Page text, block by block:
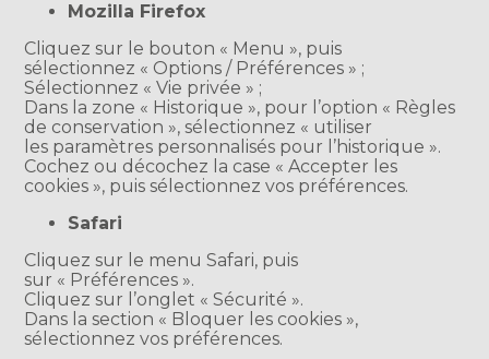
Mozilla Firefox
Cliquez sur le bouton « Menu », puis
sélectionnez « Options / Préférences » ;
Sélectionnez « Vie privée » ;
Dans la zone « Historique », pour l’option « Règles
de conservation », sélectionnez « utiliser
les paramètres personnalisés pour l’historique ».
Cochez ou décochez la case « Accepter les
cookies », puis sélectionnez vos préférences.
Safari
Cliquez sur le menu Safari, puis
sur « Préférences ».
Cliquez sur l’onglet « Sécurité ».
Dans la section « Bloquer les cookies »,
sélectionnez vos préférences.